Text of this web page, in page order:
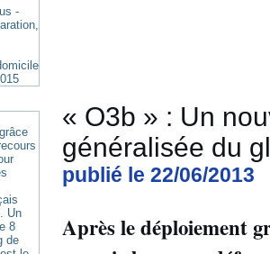
« O3b » : Un
généralisée du
publié le 22/06/2013
Après le déploiement